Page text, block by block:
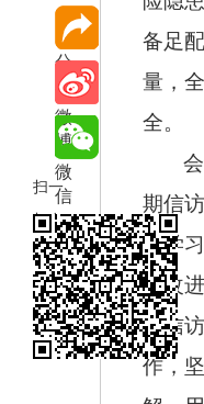
分
享
微
博
微
信
扫一
扫在
手机
打开
当前
页
备足
量，
全。
期信
入学
和改
把信
作，